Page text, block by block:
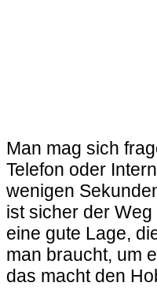
Man mag sich
Telefon oder
wenigen
ist sicher der
eine gute Lage,
man braucht, um
das macht den